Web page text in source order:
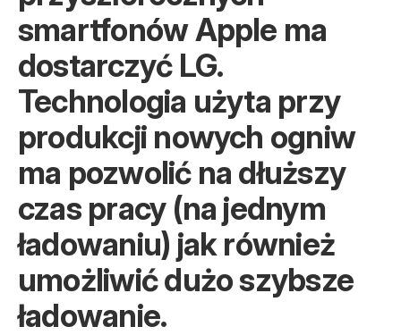
smartfonów Apple ma
dostarczyć LG.
Technologia użyta przy
produkcji nowych ogniw
ma pozwolić na dłuższy
czas pracy (na jednym
ładowaniu) jak również
umożliwić dużo szybsze
ładowanie.